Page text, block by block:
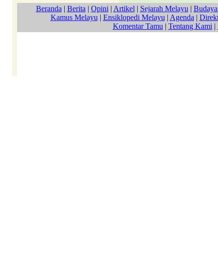
Beranda | Berita | Opini | Artikel | Sejarah Melayu |
Kamus Melayu | Ensiklopedi Melayu | Agenda |
Komentar Tamu | Tentang Kami |